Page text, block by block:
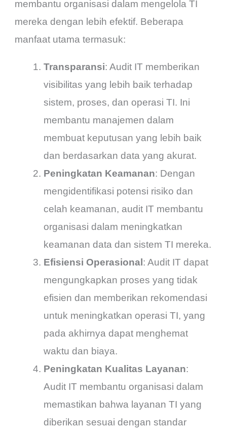
membantu organisasi dalam mengelola TI
mereka dengan lebih efektif. Beberapa
manfaat utama termasuk:
Transparansi: Audit IT memberikan
visibilitas yang lebih baik terhadap
sistem, proses, dan operasi TI. Ini
membantu manajemen dalam
membuat keputusan yang lebih baik
dan berdasarkan data yang akurat.
Peningkatan Keamanan: Dengan
mengidentifikasi potensi risiko dan
celah keamanan, audit IT membantu
organisasi dalam meningkatkan
keamanan data dan sistem TI mereka.
Efisiensi Operasional: Audit IT dapat
mengungkapkan proses yang tidak
efisien dan memberikan rekomendasi
untuk meningkatkan operasi TI, yang
pada akhirnya dapat menghemat
waktu dan biaya.
Peningkatan Kualitas Layanan:
Audit IT membantu organisasi dalam
memastikan bahwa layanan TI yang
diberikan sesuai dengan standar